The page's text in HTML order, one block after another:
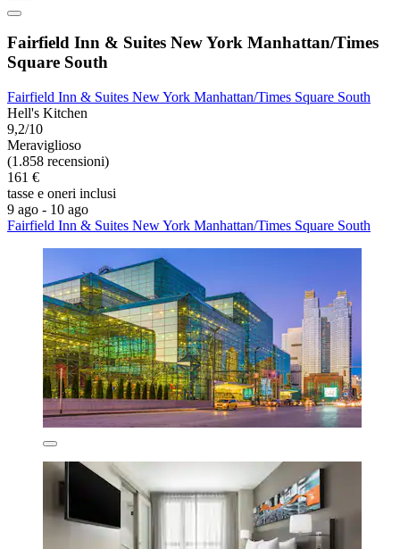
Fairfield Inn & Suites New York Manhattan/Times
Square South
Fairfield Inn & Suites New York Manhattan/Times Square South
Hell's Kitchen
9,2/10
Meraviglioso
(1.858 recensioni)
161 €
tasse e oneri inclusi
9 ago - 10 ago
Fairfield Inn & Suites New York Manhattan/Times Square South